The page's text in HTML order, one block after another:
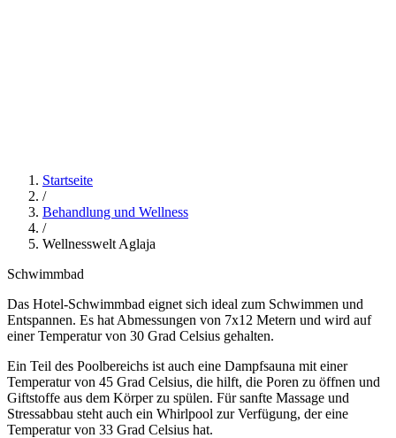
Startseite
/
Behandlung und Wellness
/
Wellnesswelt Aglaja
Schwimmbad
Das Hotel-Schwimmbad eignet sich ideal zum Schwimmen und
Entspannen. Es hat Abmessungen von 7x12 Metern und wird auf
einer Temperatur von 30 Grad Celsius gehalten.
Ein Teil des Poolbereichs ist auch eine Dampfsauna mit einer
Temperatur von 45 Grad Celsius, die hilft, die Poren zu öffnen und
Giftstoffe aus dem Körper zu spülen. Für sanfte Massage und
Stressabbau steht auch ein Whirlpool zur Verfügung, der eine
Temperatur von 33 Grad Celsius hat.